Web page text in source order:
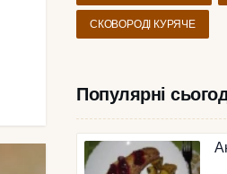
СКОВОРОДІ КУРЯЧЕ
Популярні